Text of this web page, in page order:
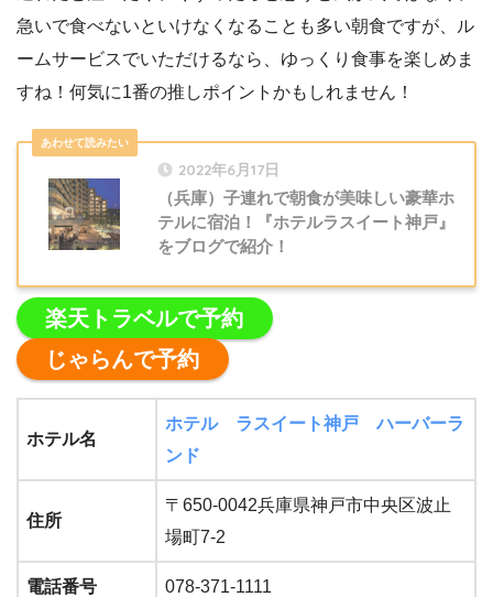
急いで食べないといけなくなることも多い朝食ですが、ル
ームサービスでいただけるなら、ゆっくり食事を楽しめま
すね！何気に1番の推しポイントかもしれません！
2022年6月17日
（兵庫）子連れで朝食が美味しい豪華ホ
テルに宿泊！『ホテルラスイート神戸』
をブログで紹介！
楽天トラベルで予約
じゃらんで予約
ホテル名
ホテル ラスイート神戸 ハーバーラ
ンド
住所
〒650-0042兵庫県神戸市中央区波止
場町7-2
電話番号 078-371-1111